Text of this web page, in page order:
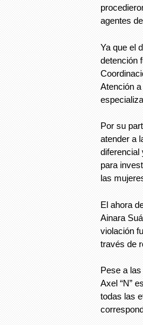
agentes
Ya que el
detención
Atención
Por su
atender a
diferencial
para
las
El ahora
Ainara
violación
través de
Pese a
Axel “N”
todas las